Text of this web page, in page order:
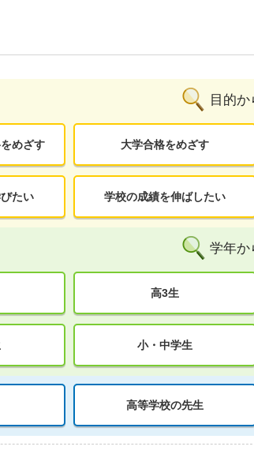
目的
めざす 大学合格をめざす
たい 学校の成績を伸ばしたい
学年か
高3生
小・中学生
高等学校の先生